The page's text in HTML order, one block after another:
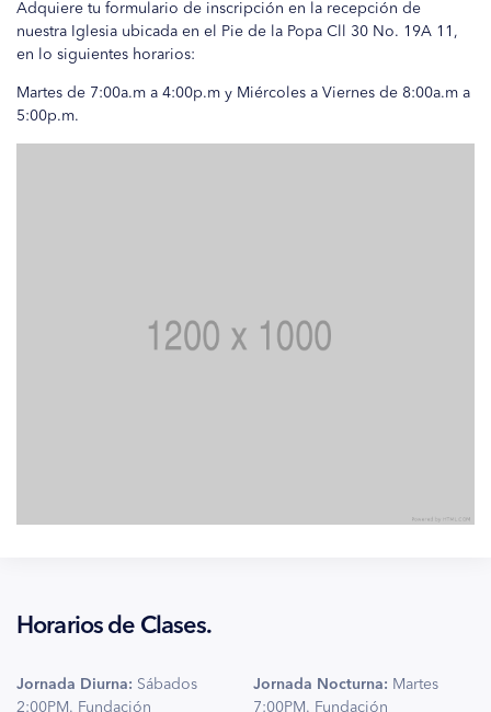
Adquiere tu formulario de inscripción en la recepción de
nuestra Iglesia ubicada en el Pie de la Popa Cll 30 No. 19A 11,
en lo siguientes horarios:
Martes de 7:00a.m a 4:00p.m y Miércoles a Viernes de 8:00a.m a
5:00p.m.
Horarios de Clases.
Jornada Diurna: Sábados
2:00PM. Fundación
Jornada Nocturna: Martes
7:00PM. Fundación